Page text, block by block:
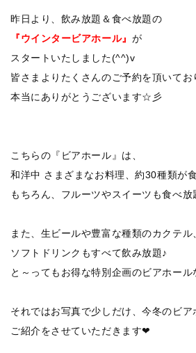
昨日より、飲み放題＆食べ放題の
『ウインタービアホール』 が
スタートいたしました(^^)v
皆さまよりたくさんのご予約を頂いてお
本当にありがとうございます☆彡
こちらの『ビアホール』は、
和洋中 さまざまなお料理、約30種類が
もちろん、フルーツやスイーツも食べ放
また、生ビールや豊富な種類のカクテル
ソフトドリンクもすべて飲み放題♪
と～ってもお得な特別企画のビアホー
それではお写真で少しだけ、今冬のビア
ご紹介をさせていただきます❤